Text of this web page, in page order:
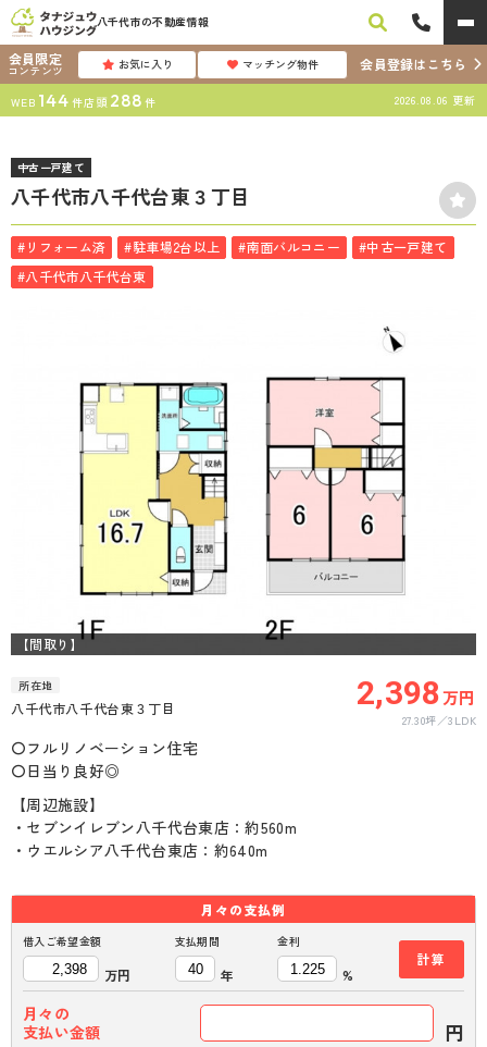
八千代市の不動産情報
会員限定
コンテンツ お気に入り マッチング物件 会員登録はこちら
WEB 144 件店頭 288 件 2026.08.06 更新
中古一戸建て
八千代市八千代台東３丁目
#リフォーム済 #駐車場2台以上 #南面バルコニー
#中古一戸建て
#八千代市八千代台東
【間取り】
所在地
八千代市八千代台東３丁目 2,398万円
27.30坪 3LDK
〇フルリノベーション住宅
〇日当り良好◎
【周辺施設】
・セブンイレブン八千代台東店：約560m
・ウエルシア八千代台東店：約640m
月々の支払例
借入ご希望金額
万円
支払期間
年
金利
%
計算
月々の
支払い金額
円